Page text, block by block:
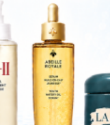
までリッ
浸透！